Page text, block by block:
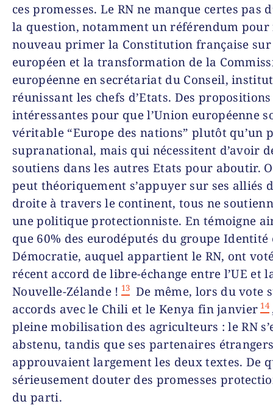
ces promesses. Le RN ne manque certes pas
la question, notamment un référendum
nouveau primer la Constitution française
européen et la transformation de la
européenne en secrétariat du Conseil,
réunissant les chefs d’Etats. Des
intéressantes pour que l’Union européenne
véritable “Europe des nations” plutôt qu’un
supranational, mais qui nécessitent d’avoir
soutiens dans les autres Etats pour aboutir.
peut théoriquement s’appuyer sur ses alliés
droite à travers le continent, tous ne
une politique protectionniste. En témoigne
que 60% des eurodéputés du groupe Identité
Démocratie, auquel appartient le RN, ont
récent accord de libre-échange entre l’UE et
Nouvelle-Zélande ! 13 De même, lors du vote
accords avec le Chili et le Kenya fin janvier 14
pleine mobilisation des agriculteurs : le RN
abstenu, tandis que ses partenaires
approuvaient largement les deux textes. De
sérieusement douter des promesses
du parti.